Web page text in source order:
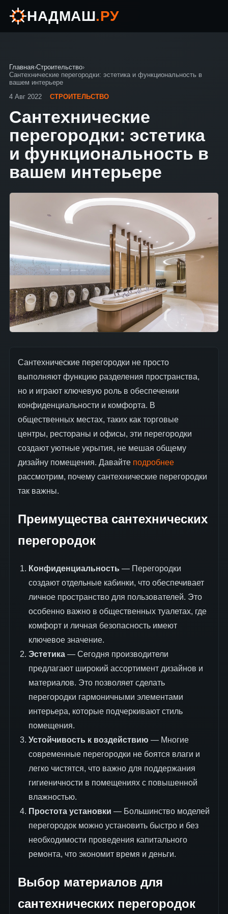
НАДМАШ.РУ
Главная›Строительство›
Сантехнические перегородки: эстетика и функциональность в
вашем интерьере
4 Авг 2022
СТРОИТЕЛЬСТВО
Сантехнические
перегородки: эстетика
и функциональность в
вашем интерьере
Сантехнические перегородки не просто
выполняют функцию разделения пространства,
но и играют ключевую роль в обеспечении
конфиденциальности и комфорта. В
общественных местах, таких как торговые
центры, рестораны и офисы, эти перегородки
создают уютные укрытия, не мешая общему
дизайну помещения. Давайте подробнее
рассмотрим, почему сантехнические перегородки
так важны.
Преимущества сантехнических
перегородок
Конфиденциальность — Перегородки
создают отдельные кабинки, что обеспечивает
личное пространство для пользователей. Это
особенно важно в общественных туалетах, где
комфорт и личная безопасность имеют
ключевое значение.
Эстетика— Сегодня производители
предлагают широкий ассортимент дизайнов и
материалов. Это позволяет сделать
перегородки гармоничными элементами
интерьера, которые подчеркивают стиль
помещения.
Устойчивость к воздействию — Многие
современные перегородки не боятся влаги и
легко чистятся, что важно для поддержания
гигиеничности в помещениях с повышенной
влажностью.
Простота установки — Большинство моделей
перегородок можно установить быстро и без
необходимости проведения капитального
ремонта, что экономит время и деньги.
Выбор материалов для
сантехнических перегородок